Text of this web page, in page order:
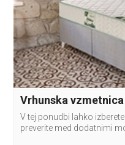
Vrhunska
V tej ponudbi lahko
preverite med dodatnimi